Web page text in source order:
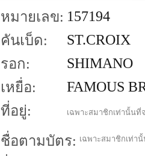
หมายเลข: 157194
คันเบ็ด:
ST.CROIX
รอก:
SHIMANO
เหยื่อ:
FAMOUS
ที่อยู่:
เฉพาะสมาชิกเท่านั้นที่
ชื่อตามบัตร: เฉพาะสมาชิกเท่า